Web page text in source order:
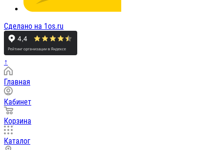
Сделано на 1os.ru
↑
Главная
Кабинет
Корзина
Каталог